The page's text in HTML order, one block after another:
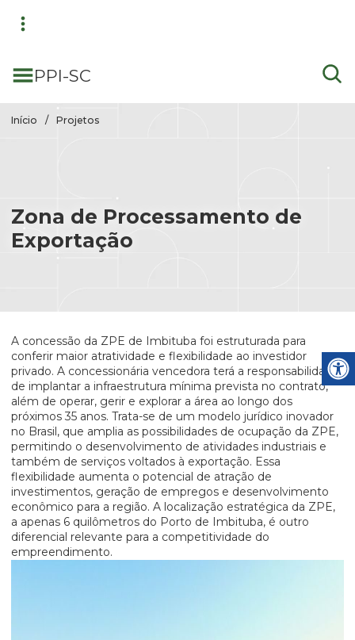
PPI-SC
Início Projetos
Zona de Processamento de
Exportação
A concessão da ZPE de Imbituba foi estruturada para
conferir maior atratividade e flexibilidade ao investidor
privado. A concessionária vencedora terá a responsabilidade
de implantar a infraestrutura mínima prevista no contrato,
além de operar, gerir e explorar a área ao longo dos
próximos 35 anos. Trata-se de um modelo jurídico inovador
no Brasil, que amplia as possibilidades de ocupação da ZPE,
permitindo o desenvolvimento de atividades industriais e
também de serviços voltados à exportação. Essa
flexibilidade aumenta o potencial de atração de
investimentos, geração de empregos e desenvolvimento
econômico para a região. A localização estratégica da ZPE,
a apenas 6 quilômetros do Porto de Imbituba, é outro
diferencial relevante para a competitividade do
empreendimento.